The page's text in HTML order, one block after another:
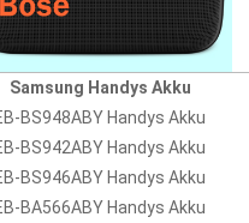
Samsung Handys Akku
BS948ABY Handys Akku
BS942ABY Handys Akku
BS946ABY Handys Akku
BA566ABY Handys Akku